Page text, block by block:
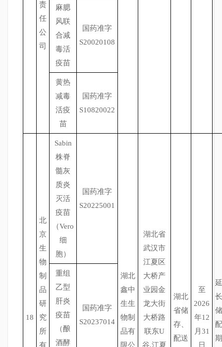
责
任
公
司
麻腮
风联
合减
毒活
疫苗
国药准字
S20020108
黄热
减毒
活疫
苗
国药准字
S10820022
18
北
京
生
物
制
品
研
究
所
有
Sabin
株脊
髓灰
质炎
灭活
疫苗
（Vero
细
胞）
国药准字
S20225001
湖北
鑫中
生生
物制
品有
限公
湖北省
武汉市
江夏区
大桥产
业园金
龙大街
大桥路
联东U
谷.江夏
湖北
省储
存、
配送
至
2026
年12
月31
日
延
长
储
配
期
重组
乙型
肝炎
疫苗
（酿
酒酵
国药准字
S20237014